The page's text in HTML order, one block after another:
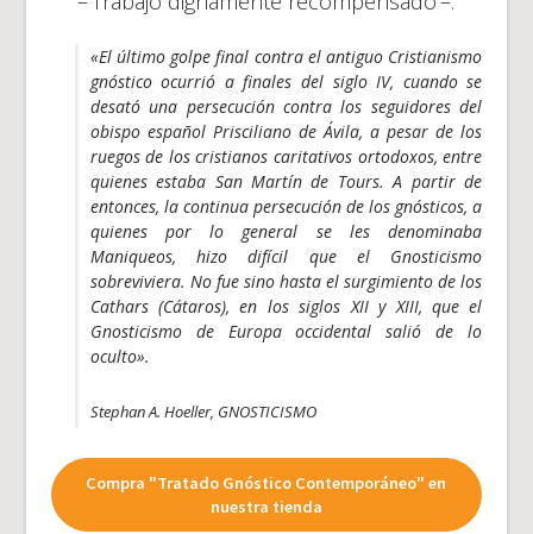
«El último golpe final contra el antiguo Cristianismo
gnóstico ocurrió a finales del siglo IV, cuando se
desató una persecución contra los seguidores del
obispo español Prisciliano de Ávila, a pesar de los
ruegos de los cristianos caritativos ortodoxos, entre
quienes estaba San Martín de Tours. A partir de
entonces, la continua persecución de los gnósticos, a
quienes por lo general se les denominaba
Maniqueos, hizo difícil que el Gnosticismo
sobreviviera. No fue sino hasta el surgimiento de los
Cathars (Cátaros), en los siglos XII y XIII, que el
Gnosticismo de Europa occidental salió de lo
oculto».
Stephan A. Hoeller, GNOSTICISMO
Compra "Tratado Gnóstico Contemporáneo" en
nuestra tienda